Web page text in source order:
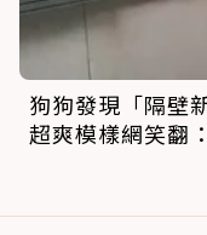
狗狗發現「隔壁
超爽模樣網笑翻